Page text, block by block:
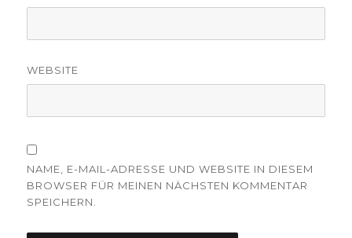
WEBSITE
NAME, E-MAIL-ADRESSE UND WEBSITE IN DIESEM
BROWSER FÜR MEINEN NÄCHSTEN KOMMENTAR
SPEICHERN.